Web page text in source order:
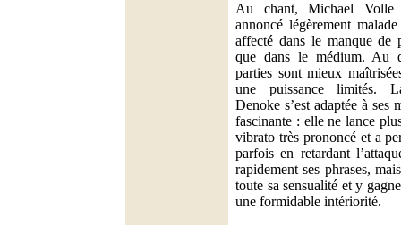
Au chant, Michael Volle
annoncé légèrement
affecté dans le manque de
que dans le médium. Au
parties sont mieux
une puissance limités.
Denoke s’est adaptée à ses
fascinante : elle ne lance
vibrato très prononcé et a
parfois en retardant
rapidement ses phrases,
toute sa sensualité et y
une formidable intériorité.